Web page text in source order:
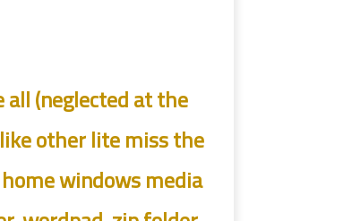
(neglected at the
other lite miss the
windows media